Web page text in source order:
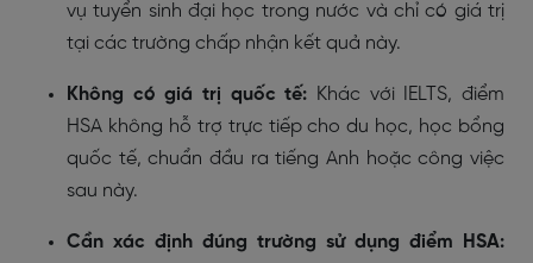
vụ tuyển sinh đại học trong nước và chỉ có giá trị
tại các trường chấp nhận kết quả này.
Không có giá trị quốc tế: Khác với IELTS, điểm
HSA không hỗ trợ trực tiếp cho du học, học bổng
quốc tế, chuẩn đầu ra tiếng Anh hoặc công việc
sau này.
Cần xác định đúng trường sử dụng điểm HSA: